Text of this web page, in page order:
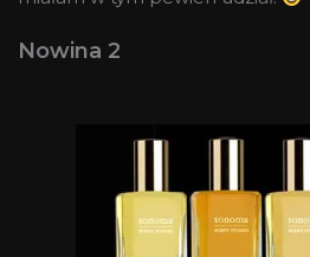
Nowina 2